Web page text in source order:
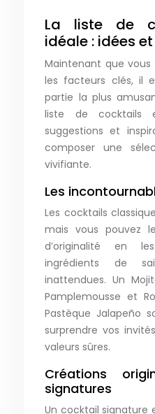
La liste de
idéale : idées
Maintenant que
les facteurs clés, il
partie la plus
liste de cocktails
suggestions et
composer une
vivifiante.
Les
Les cocktails
mais vous pouvez
d’originalité en
ingrédients de
inattendues. Un
Pamplemousse et
Pastèque Jalapeño
surprendre vos
valeurs sûres.
Créations
signatures
Un cocktail signature